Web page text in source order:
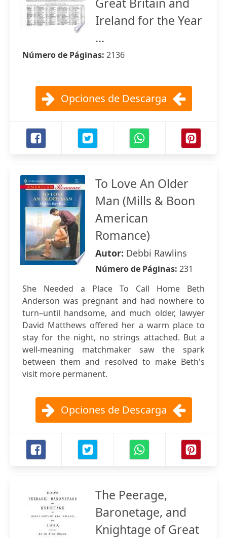
Ireland for the Year
...
Número de Páginas: 2136
Opciones de Descarga
To Love An Older
Man (Mills & Boon
American
Romance)
Autor: Debbi Rawlins
Número de Páginas: 231
She Needed a Place To Call Home Beth
Anderson was pregnant and had nowhere to
turn–until handsome, and much older, lawyer
David Matthews offered her a warm place to
stay for the night, no strings attached. But a
well-meaning matchmaker saw the spark
between them and resolved to make Beth's
visit more permanent.
Opciones de Descarga
The Peerage,
Baronetage, and
Knightage of Great